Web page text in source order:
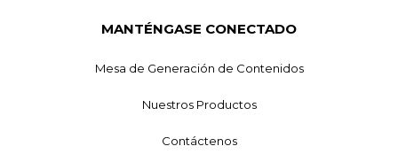
MANTÉNGASE CONECTADO
Mesa de Generación de Contenidos
Nuestros Productos
Contáctenos